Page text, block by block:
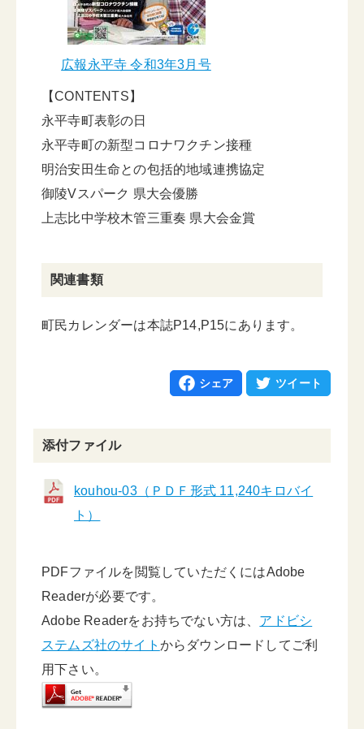
広報永平寺 令和3年3月号
【CONTENTS】
永平寺町表彰の日
永平寺町の新型コロナワクチン接種
明治安田生命との包括的地域連携協定
御陵Vスパーク 県大会優勝
上志比中学校木管三重奏 県大会金賞
関連書類
町民カレンダーは本誌P14,P15にあります。
シェア ツイート
添付ファイル
kouhou-03（ＰＤＦ形式 11,240キロバイ
ト）
PDFファイルを閲覧していただくにはAdobe
Readerが必要です。
Adobe Readerをお持ちでない方は、 アドビシ
ステムズ社のサイト からダウンロードしてご利
用下さい。